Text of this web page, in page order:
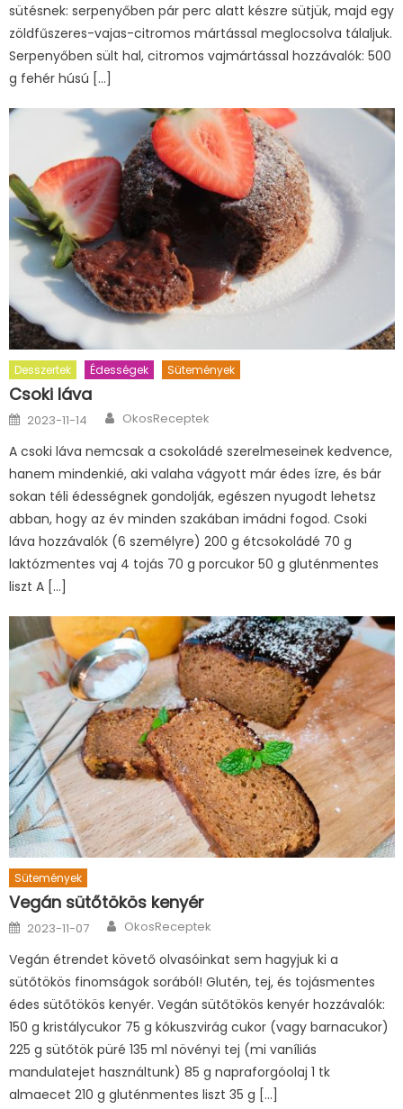
sütésnek: serpenyőben pár perc alatt készre sütjük, majd egy
zöldfűszeres-vajas-citromos mártással meglocsolva tálaljuk.
Serpenyőben sült hal, citromos vajmártással hozzávalók: 500
g fehér húsú […]
Desszertek Édességek Sütemények
Csoki láva
Posted
on
2023-11-14 Author
OkosReceptek
A csoki láva nemcsak a csokoládé szerelmeseinek kedvence,
hanem mindenkié, aki valaha vágyott már édes ízre, és bár
sokan téli édességnek gondolják, egészen nyugodt lehetsz
abban, hogy az év minden szakában imádni fogod. Csoki
láva hozzávalók (6 személyre) 200 g étcsokoládé 70 g
laktózmentes vaj 4 tojás 70 g porcukor 50 g gluténmentes
liszt A […]
Sütemények
Vegán sütőtökös kenyér
Posted
on
2023-11-07 Author
OkosReceptek
Vegán étrendet követő olvasóinkat sem hagyjuk ki a
sütőtökös finomságok sorából! Glutén, tej, és tojásmentes
édes sütőtökös kenyér. Vegán sütőtökös kenyér hozzávalók:
150 g kristálycukor 75 g kókuszvirág cukor (vagy barnacukor)
225 g sütőtök püré 135 ml növényi tej (mi vaníliás
mandulatejet használtunk) 85 g napraforgóolaj 1 tk
almaecet 210 g gluténmentes liszt 35 g […]